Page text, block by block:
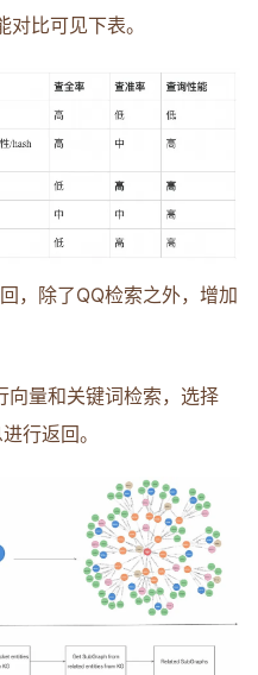
比可见下表。
，除了QQ检索之外，增加
向量和关键词检索，选择
行返回。